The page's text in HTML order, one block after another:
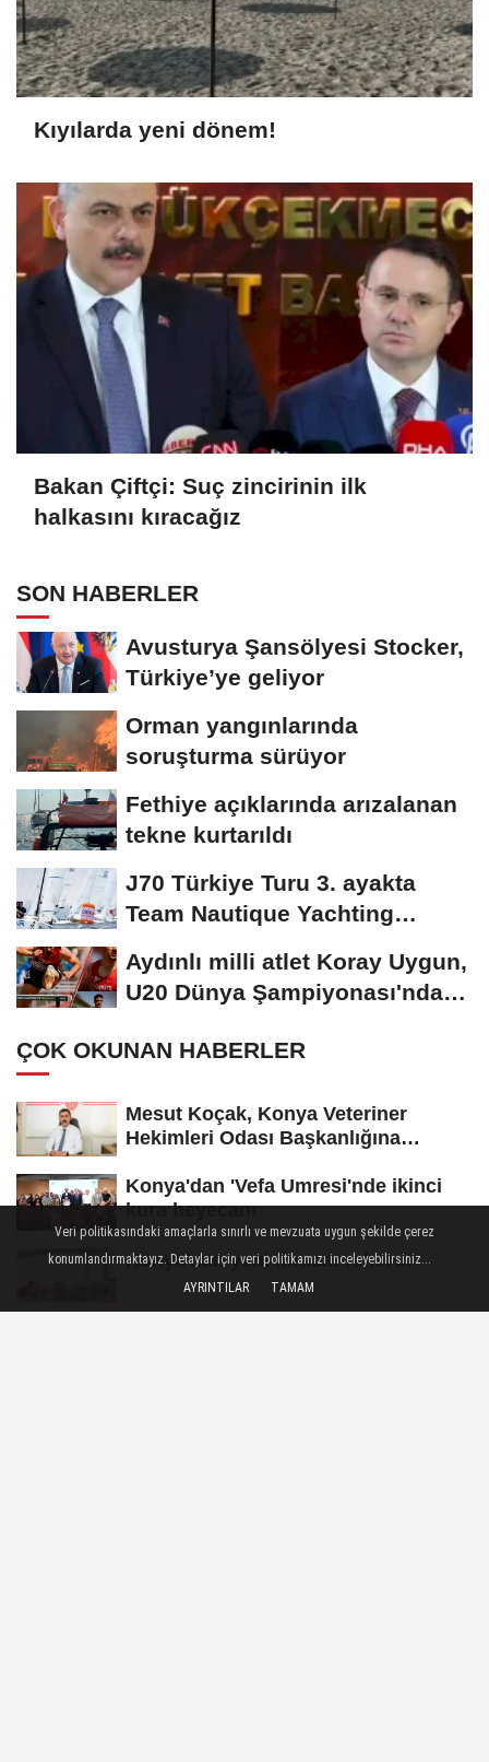
Kıyılarda yeni dönem!
Bakan Çiftçi: Suç zincirinin ilk
halkasını kıracağız
SON HABERLER
Avusturya Şansölyesi Stocker,
Türkiye’ye geliyor
Orman yangınlarında
soruşturma sürüyor
Fethiye açıklarında arızalanan
tekne kurtarıldı
J70 Türkiye Turu 3. ayakta
Team Nautique Yachting
Aydınlı milli atlet Koray Uygun,
U20 Dünya Şampiyonası'nda
ÇOK OKUNAN HABERLER
Mesut Koçak, Konya Veteriner
Hekimleri Odası Başkanlığına
Konya'dan 'Vefa Umresi'nde ikinci
kura heyecanı
Konya'dan yeni ihracat rekoru!
Veri politikasındaki amaçlarla sınırlı ve mevzuata uygun şekilde çerez
konumlandırmaktayız. Detaylar için veri politikamızı inceleyebilirsiniz...
AYRINTILAR
TAMAM